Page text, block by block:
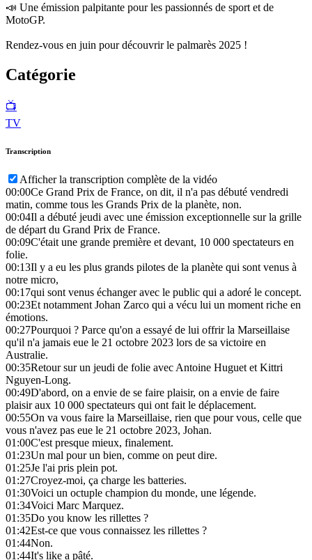
📣 Une émission palpitante pour les passionnés de sport et de
MotoGP.
Rendez-vous en juin pour découvrir le palmarès 2025 !
Catégorie
📺
TV
Transcription
Afficher la transcription complète de la vidéo
00:00Ce Grand Prix de France, on dit, il n'a pas débuté vendredi
matin, comme tous les Grands Prix de la planète, non.
00:04Il a débuté jeudi avec une émission exceptionnelle sur la grille
de départ du Grand Prix de France.
00:09C'était une grande première et devant, 10 000 spectateurs en
folie.
00:13Il y a eu les plus grands pilotes de la planète qui sont venus à
notre micro,
00:17qui sont venus échanger avec le public qui a adoré le concept.
00:23Et notamment Johan Zarco qui a vécu lui un moment riche en
émotions.
00:27Pourquoi ? Parce qu'on a essayé de lui offrir la Marseillaise
qu'il n'a jamais eue le 21 octobre 2023 lors de sa victoire en
Australie.
00:35Retour sur un jeudi de folie avec Antoine Huguet et Kittri
Nguyen-Long.
00:49D'abord, on a envie de se faire plaisir, on a envie de faire
plaisir aux 10 000 spectateurs qui ont fait le déplacement.
00:55On va vous faire la Marseillaise, rien que pour vous, celle que
vous n'avez pas eue le 21 octobre 2023, Johan.
01:00C'est presque mieux, finalement.
01:23Un mal pour un bien, comme on peut dire.
01:25Je l'ai pris plein pot.
01:27Croyez-moi, ça charge les batteries.
01:30Voici un octuple champion du monde, une légende.
01:34Voici Marc Marquez.
01:35Do you know les rillettes ?
01:42Est-ce que vous connaissez les rillettes ?
01:44Non.
01:44It's like a pâté.